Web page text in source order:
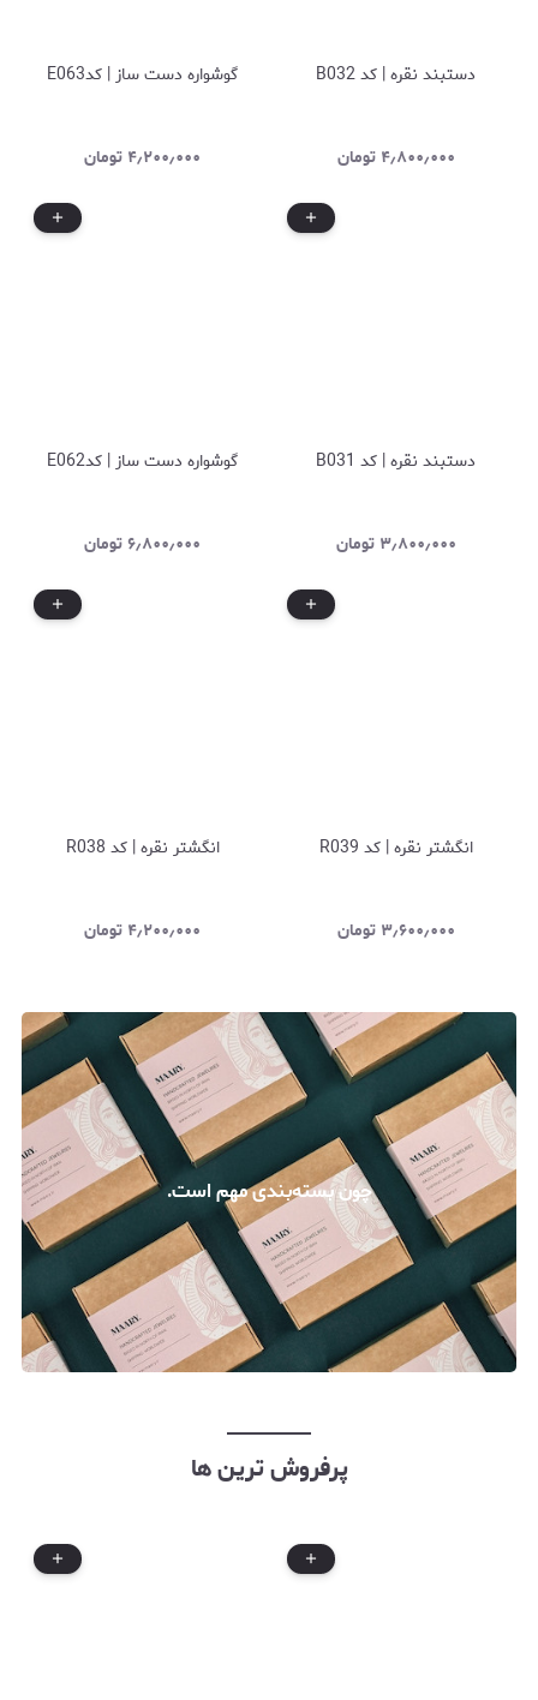
دستبند نقره | کد B032
۴٫۸۰۰٫۰۰۰ تومان
گوشواره دست ساز | کدE063
۴٫۲۰۰٫۰۰۰ تومان
دستبند نقره | کد B031
۳٫۸۰۰٫۰۰۰ تومان
گوشواره دست ساز | کدE062
۶٫۸۰۰٫۰۰۰ تومان
انگشتر نقره | کد R039
۳٫۶۰۰٫۰۰۰ تومان
انگشتر نقره | کد R038
۴٫۲۰۰٫۰۰۰ تومان
چون بسته‌بندی مهم است.
پرفروش ترین ها